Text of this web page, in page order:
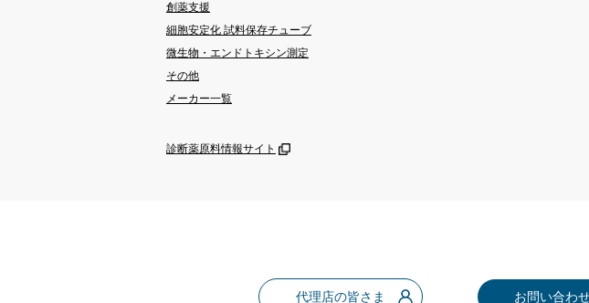
創薬支援
細胞安定化 試料保存チューブ
微生物・エンドトキシン測定
その他
メーカー一覧
診断薬原料情報サイト
代理店の皆さま お問い合わ